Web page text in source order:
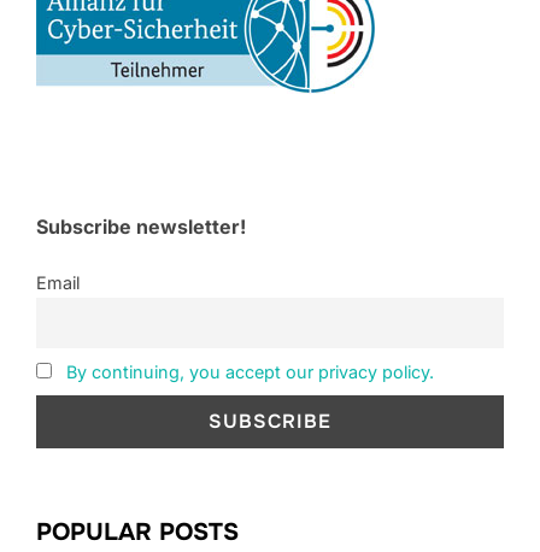
Subscribe newsletter!
Email
By continuing, you accept our privacy policy.
POPULAR POSTS